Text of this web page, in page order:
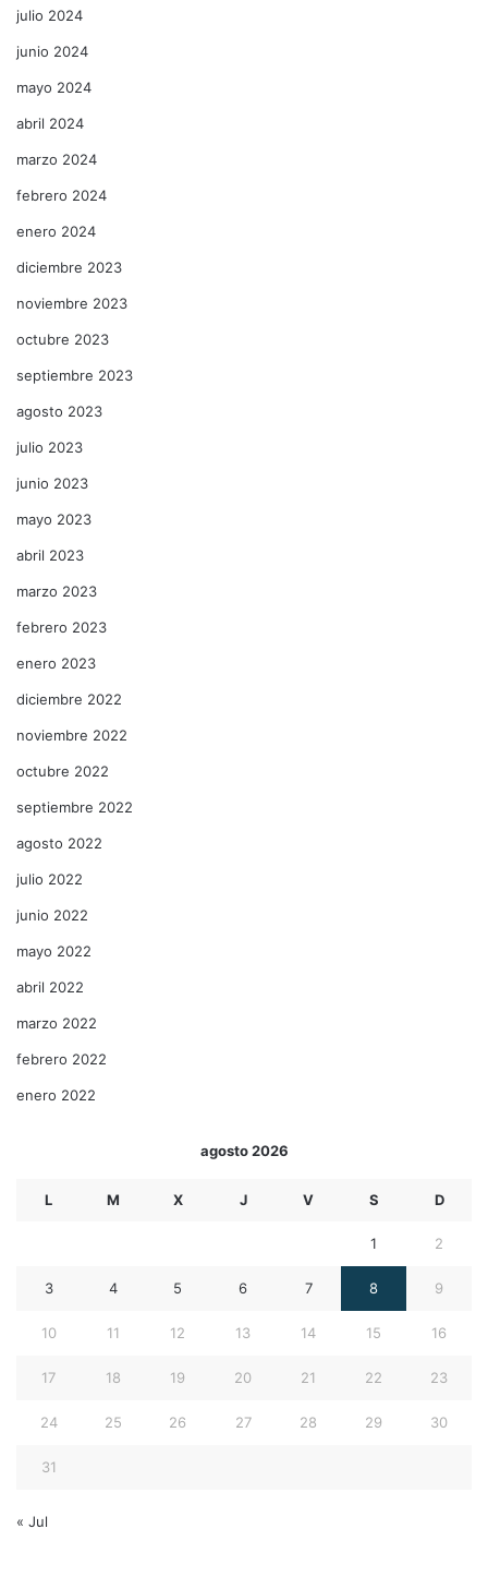
julio 2024
junio 2024
mayo 2024
abril 2024
marzo 2024
febrero 2024
enero 2024
diciembre 2023
noviembre 2023
octubre 2023
septiembre 2023
agosto 2023
julio 2023
junio 2023
mayo 2023
abril 2023
marzo 2023
febrero 2023
enero 2023
diciembre 2022
noviembre 2022
octubre 2022
septiembre 2022
agosto 2022
julio 2022
junio 2022
mayo 2022
abril 2022
marzo 2022
febrero 2022
enero 2022
agosto 2026
L M X J V S D
1 2
3 4 5 6 7 8 9
10 11 12 13 14 15 16
17 18 19 20 21 22 23
24 25 26 27 28 29 30
31
« Jul